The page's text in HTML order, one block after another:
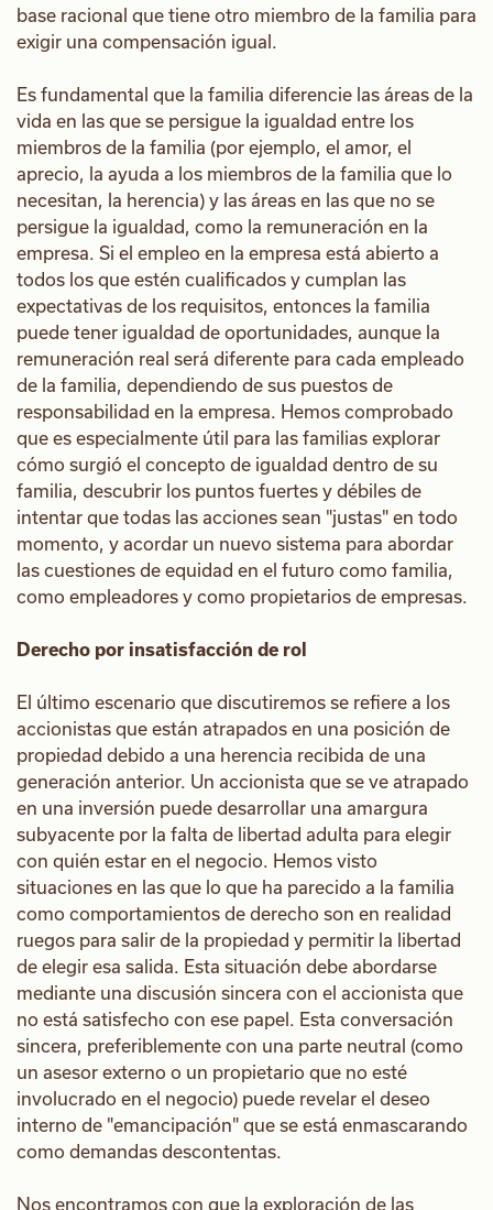
base racional que tiene otro miembro de la familia para
exigir una compensación igual.
Es fundamental que la familia diferencie las áreas de la
vida en las que se persigue la igualdad entre los
miembros de la familia (por ejemplo, el amor, el
aprecio, la ayuda a los miembros de la familia que lo
necesitan, la herencia) y las áreas en las que no se
persigue la igualdad, como la remuneración en la
empresa. Si el empleo en la empresa está abierto a
todos los que estén cualificados y cumplan las
expectativas de los requisitos, entonces la familia
puede tener igualdad de oportunidades, aunque la
remuneración real será diferente para cada empleado
de la familia, dependiendo de sus puestos de
responsabilidad en la empresa. Hemos comprobado
que es especialmente útil para las familias explorar
cómo surgió el concepto de igualdad dentro de su
familia, descubrir los puntos fuertes y débiles de
intentar que todas las acciones sean "justas" en todo
momento, y acordar un nuevo sistema para abordar
las cuestiones de equidad en el futuro como familia,
como empleadores y como propietarios de empresas.
Derecho por insatisfacción de rol
El último escenario que discutiremos se refiere a los
accionistas que están atrapados en una posición de
propiedad debido a una herencia recibida de una
generación anterior. Un accionista que se ve atrapado
en una inversión puede desarrollar una amargura
subyacente por la falta de libertad adulta para elegir
con quién estar en el negocio. Hemos visto
situaciones en las que lo que ha parecido a la familia
como comportamientos de derecho son en realidad
ruegos para salir de la propiedad y permitir la libertad
de elegir esa salida. Esta situación debe abordarse
mediante una discusión sincera con el accionista que
no está satisfecho con ese papel. Esta conversación
sincera, preferiblemente con una parte neutral (como
un asesor externo o un propietario que no esté
involucrado en el negocio) puede revelar el deseo
interno de "emancipación" que se está enmascarando
como demandas descontentas.
Nos encontramos con que la exploración de las